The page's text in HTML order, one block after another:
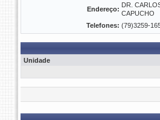
Endereço:
DR.
CAPUCHO
Telefones: (79)3259-
Unidade